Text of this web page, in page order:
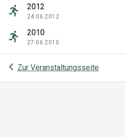
2012
24.06.2012
2010
27.06.2010
Zur Veranstaltungsseite